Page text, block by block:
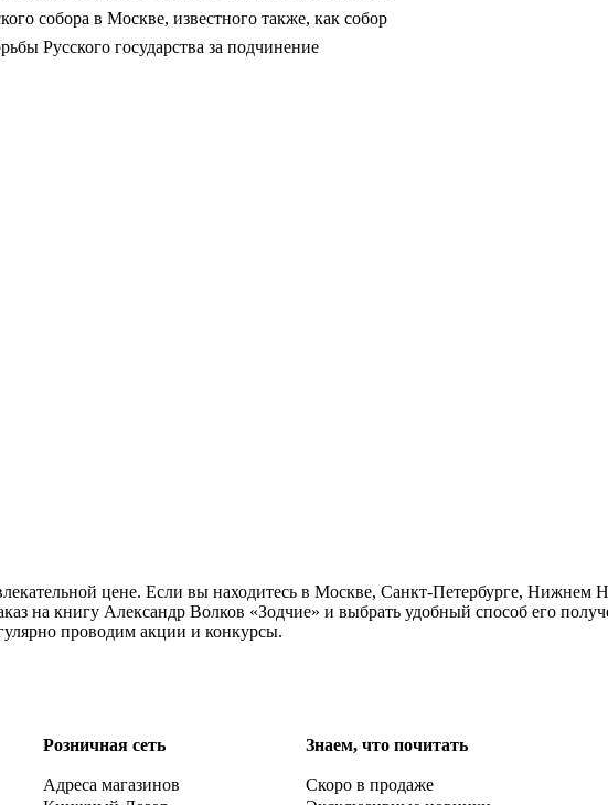
собора в Москве, известного также, как собор
Русского государства за подчинение
цене. Если вы находитесь в Москве, Санкт-Петербурге, Нижнем
на книгу Александр Волков «Зодчие» и выбрать удобный способ его
проводим акции и конкурсы.
Розничная сеть
Адреса магазинов
Знаем, что почитать
Скоро в продаже